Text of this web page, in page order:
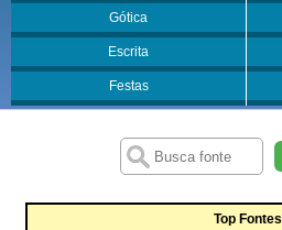
Gótica
Escrita
Festas
Top Fontes